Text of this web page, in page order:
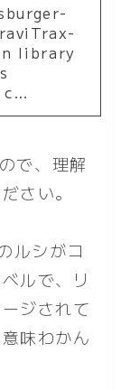
library
c…
で、理解
さい。
ルシがコ
ルで、リ
ジされて
味わかん